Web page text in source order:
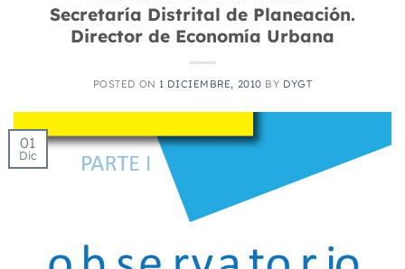
Secretaría Distrital de Planeación.
Director de Economía Urbana
POSTED ON 1 DICIEMBRE, 2010 BY DYGT
01
Dic